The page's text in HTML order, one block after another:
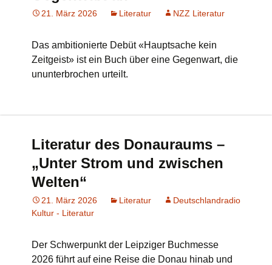
21. März 2026 Literatur NZZ Literatur
Das ambitionierte Debüt «Hauptsache kein
Zeitgeist» ist ein Buch über eine Gegenwart, die
ununterbrochen urteilt.
Literatur des Donauraums –
„Unter Strom und zwischen
Welten“
21. März 2026 Literatur
Deutschlandradio
Kultur - Literatur
Der Schwerpunkt der Leipziger Buchmesse
2026 führt auf eine Reise die Donau hinab und